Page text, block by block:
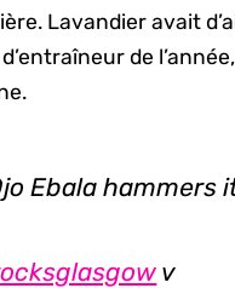
Lavandier avait
de
Ebala hammers
v